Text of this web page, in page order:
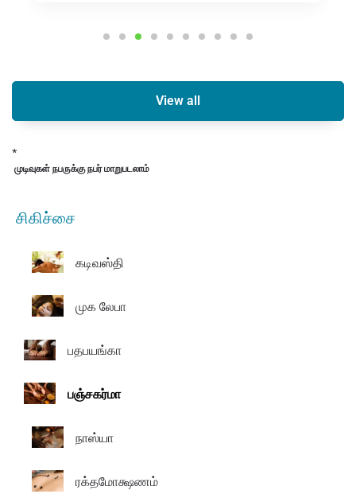
சிகிச்சை
கடிவஸ்தி
முக லேபா
பதபயங்கா
பஞ்சகர்மா
நாஸ்யா
ரக்தமோக்ஷணம்
View all
*
முடிவுகள் நபருக்கு நபர் மாறுபடலாம்